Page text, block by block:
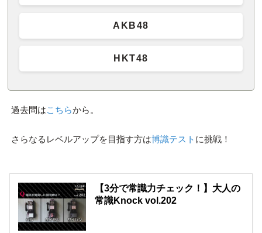
AKB48
HKT48
過去問はこちらから。
さらなるレベルアップを目指す方は博識テスト に挑戦！
【3分で常識力チェック！】大人の
常識Knock vol.202